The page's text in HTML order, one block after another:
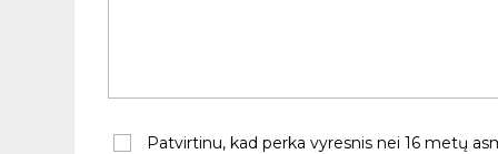
Patvirtinu, kad perka vyresnis nei 16 metų